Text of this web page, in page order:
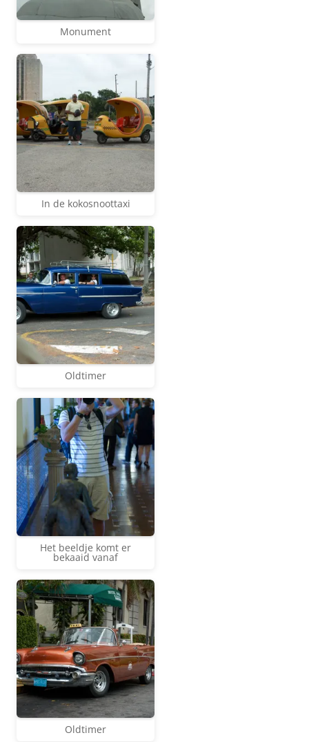
Monument
In de kokosnoottaxi
Oldtimer
Het beeldje komt er
bekaaid vanaf
Oldtimer